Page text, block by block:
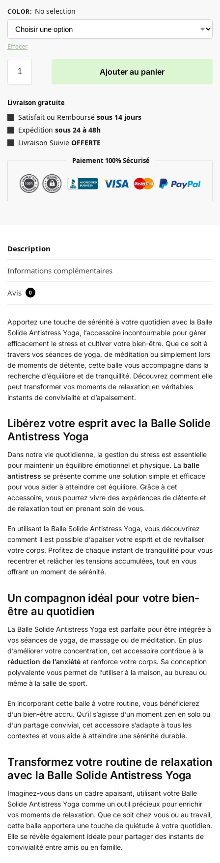
COLOR: No selection
Effacer
Ajouter au panier
Livraison gratuite
Satisfait ou Remboursé sous 14 jours
Expédition sous 24 à 48h
Livraison Suivie OFFERTE
Paiement 100% Sécurisé
Description
Informations complémentaires
Avis 0
Apportez une touche de sérénité à votre quotidien avec la Balle
Solide Antistress Yoga, l’accessoire incontournable pour gérer
efficacement le stress et cultiver votre bien-être. Que ce soit à
travers vos séances de yoga, de méditation ou simplement lors
de moments de détente, cette balle vous accompagne dans la
recherche d’équilibre et de tranquillité. Découvrez comment elle
peut transformer vos moments de relaxation en véritables
instants de convivialité et d’apaisement.
Libérez votre esprit avec la Balle Solide
Antistress Yoga
Dans notre vie quotidienne, la gestion du stress est essentielle
pour maintenir un équilibre émotionnel et physique. La balle
antistress se présente comme une solution simple et efficace
pour vous aider à atteindre cet équilibre. Grâce à cet
accessoire, vous pourrez vivre des expériences de détente et
de relaxation tout en prenant soin de vous.
En utilisant la Balle Solide Antistress Yoga, vous découvrirez
comment il est possible d’apaiser votre esprit et de revitaliser
votre corps. Profitez de chaque instant de tranquillité pour vous
recentrer et relâcher les tensions accumulées, tout en vous
offrant un moment de sérénité.
Un compagnon idéal pour votre bien-
être au quotidien
La Balle Solide Antistress Yoga est parfaite pour être intégrée à
vos séances de yoga, de massage ou de méditation. En plus
d’améliorer votre concentration, cet accessoire contribue à la
réduction de l’anxiété et renforce votre corps. Sa conception
polyvalente vous permet de l’utiliser à la maison, au bureau ou
même à la salle de sport.
En incorporant cette balle à votre routine, vous bénéficierez
d’un bien-être accru. Qu’il s’agisse d’un moment zen en solo ou
d’un partage convivial, cet accessoire s’adapte à tous les
contextes et vous aide à atteindre une sérénité durable.
Transformez votre routine de relaxation
avec la Balle Solide Antistress Yoga
Imaginez-vous dans un cadre apaisant, utilisant votre Balle
Solide Antistress Yoga comme un outil précieux pour enrichir
vos moments de relaxation. Que ce soit chez vous ou au travail,
cette balle apportera une touche de quiétude à votre quotidien.
Elle se révèle également idéale pour partager des instants de
convivialité entre amis ou en famille.